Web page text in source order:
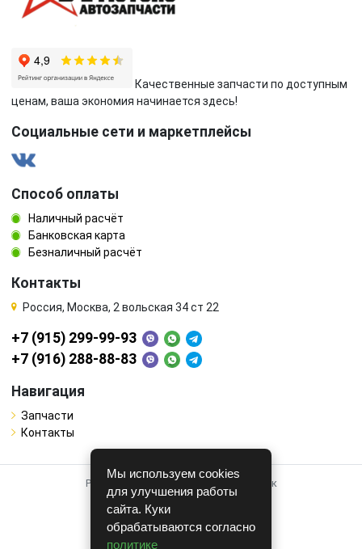
Качественные запчасти по доступным
ценам, ваша экономия начинается здесь!
Социальные сети и маркетплейсы
Способ оплаты
Наличный расчёт
Банковская карта
Безналичный расчёт
Контакты
Россия, Москва, 2 вольская 34 ст 22
+7 (915) 299-99-93
+7 (916) 288-88-83
Навигация
Запчасти
Контакты
Работает на системе для авторазборок
CARRO.БИЗНЕС
Полная версия
Мы используем cookies
для улучшения работы
сайта. Куки
обрабатываются согласно
политике